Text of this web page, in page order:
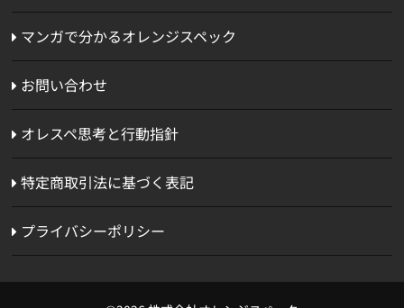
マンガで分かるオレンジスペック
お問い合わせ
オレスペ思考と行動指針
特定商取引法に基づく表記
プライバシーポリシー